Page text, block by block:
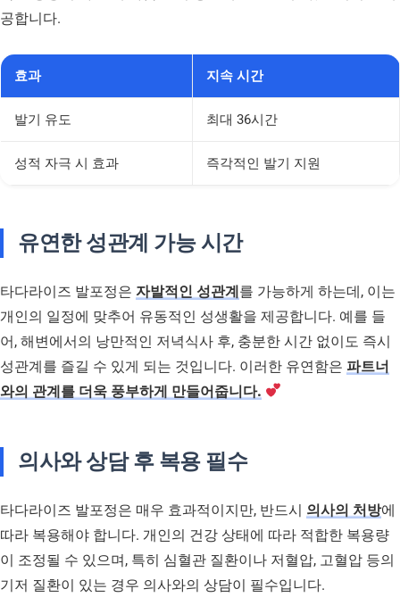
공합니다.
효과 지속 시간
발기 유도 최대 36시간
성적 자극 시 효과 즉각적인 발기 지원
유연한 성관계 가능 시간
타다라이즈 발포정은 자발적인 성관계를 가능하게 하는데, 이는
개인의 일정에 맞추어 유동적인 성생활을 제공합니다. 예를 들
어, 해변에서의 낭만적인 저녁식사 후, 충분한 시간 없이도 즉시
성관계를 즐길 수 있게 되는 것입니다. 이러한 유연함은 파트너
와의 관계를 더욱 풍부하게 만들어줍니다.
의사와 상담 후 복용 필수
타다라이즈 발포정은 매우 효과적이지만, 반드시 의사의 처방에
따라 복용해야 합니다. 개인의 건강 상태에 따라 적합한 복용량
이 조정될 수 있으며, 특히 심혈관 질환이나 저혈압, 고혈압 등의
기저 질환이 있는 경우 의사와의 상담이 필수입니다.